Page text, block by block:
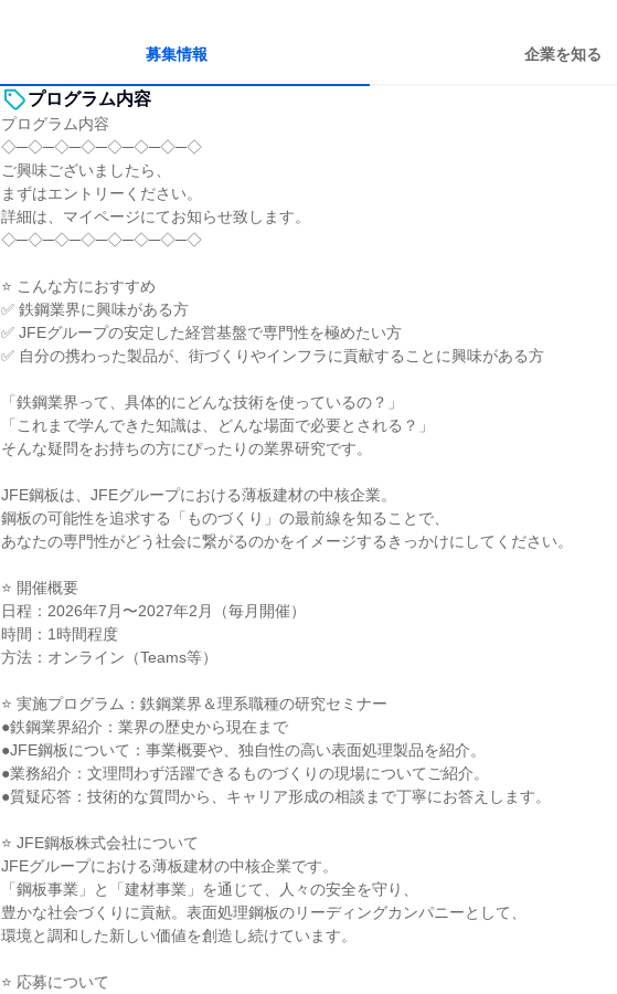
募集情報 企業を知る
プログラム内容
プログラム内容
◇─◇─◇─◇─◇─◇─◇─◇
ご興味ございましたら、
まずはエントリーください。
詳細は、マイページにてお知らせ致します。
◇─◇─◇─◇─◇─◇─◇─◇
⭐ こんな方におすすめ
✅ 鉄鋼業界に興味がある方
✅ JFEグループの安定した経営基盤で専門性を極めたい方
✅ 自分の携わった製品が、街づくりやインフラに貢献することに興味がある方
「鉄鋼業界って、具体的にどんな技術を使っているの？」
「これまで学んできた知識は、どんな場面で必要とされる？」
そんな疑問をお持ちの方にぴったりの業界研究です。
JFE鋼板は、JFEグループにおける薄板建材の中核企業。
鋼板の可能性を追求する「ものづくり」の最前線を知ることで、
あなたの専門性がどう社会に繋がるのかをイメージするきっかけにしてください。
⭐ 開催概要
日程：2026年7月〜2027年2月（毎月開催）
時間：1時間程度
方法：オンライン（Teams等）
⭐ 実施プログラム：鉄鋼業界＆理系職種の研究セミナー
●鉄鋼業界紹介：業界の歴史から現在まで
●JFE鋼板について：事業概要や、独自性の高い表面処理製品を紹介。
●業務紹介：文理問わず活躍できるものづくりの現場についてご紹介。
●質疑応答：技術的な質問から、キャリア形成の相談まで丁寧にお答えします。
⭐ JFE鋼板株式会社について
JFEグループにおける薄板建材の中核企業です。
「鋼板事業」と「建材事業」を通じて、人々の安全を守り、
豊かな社会づくりに貢献。表面処理鋼板のリーディングカンパニーとして、
環境と調和した新しい価値を創造し続けています。
⭐ 応募について